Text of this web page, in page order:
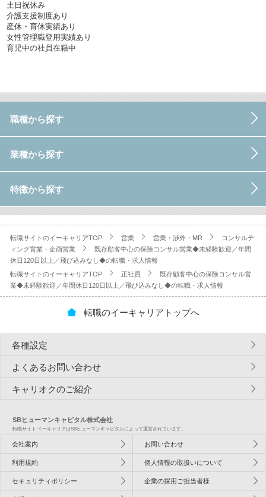
土日祝休み
介護支援制度あり
産休・育休実績あり
女性管理職登用実績あり
育児中の社員在籍中
職種から探す
業種から探す
特徴から探す
転職サイトのイーキャリアTOP 営業 営業・渉外・MR
コンサルテ
ィング営業・企画営業
既存顧客中心の保険コンサル営業◆未経験歓迎／年間
休日120日以上／飛び込みなし◆の転職・求人情報
転職サイトのイーキャリアTOP
正社員
既存顧客中心の保険コンサル営
業◆未経験歓迎／年間休日120日以上／飛び込みなし◆の転職・求人情報
転職のイーキャリアトップへ
各種設定
よくあるお問い合わせ
キャリオクのご紹介
SBヒューマンキャピタル株式会社
転職サイト イーキャリアはSBヒューマンキャピタルによって運営されています。
会社案内 お問い合わせ
利用規約 個人情報の取扱いについて
セキュリティポリシー 企業の採用ご担当者様